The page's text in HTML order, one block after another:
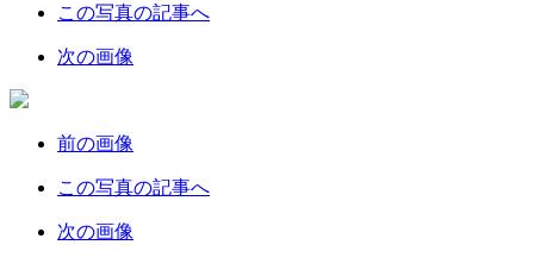
この写真の記事へ
次の画像
前の画像
この写真の記事へ
次の画像